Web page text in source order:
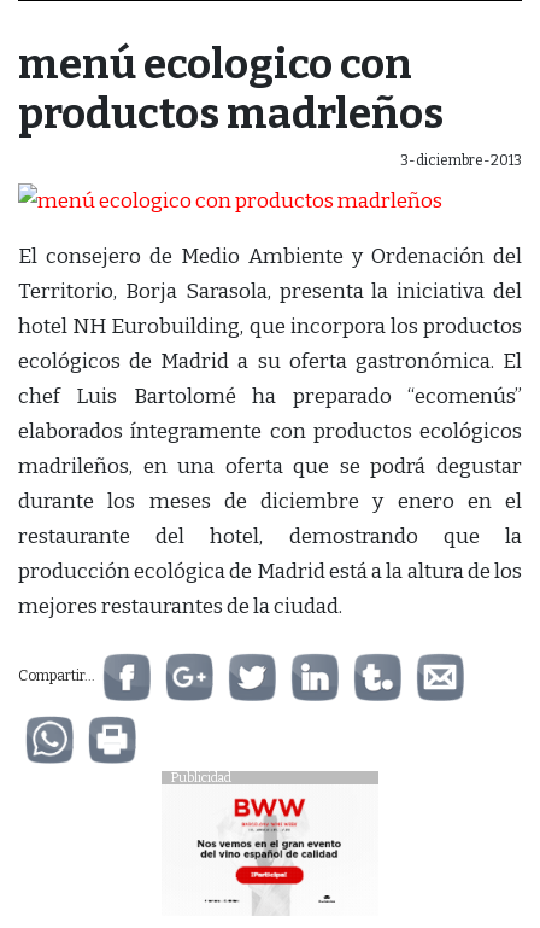
menú ecologico con
productos madrleños
3-diciembre-2013
El consejero de Medio Ambiente y Ordenación del
Territorio, Borja Sarasola, presenta la iniciativa del
hotel NH Eurobuilding, que incorpora los productos
ecológicos de Madrid a su oferta gastronómica. El
chef Luis Bartolomé ha preparado “ecomenús”
elaborados íntegramente con productos ecológicos
madrileños, en una oferta que se podrá degustar
durante los meses de diciembre y enero en el
restaurante del hotel, demostrando que la
producción ecológica de Madrid está a la altura de los
mejores restaurantes de la ciudad.
Compartir...
Publicidad